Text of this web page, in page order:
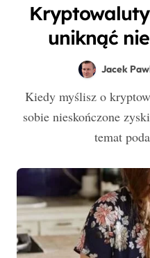
uniknąć
Jacek
Kiedy myślisz o kryptowalutach, często wyobrażasz
sobie nieskończone
temat